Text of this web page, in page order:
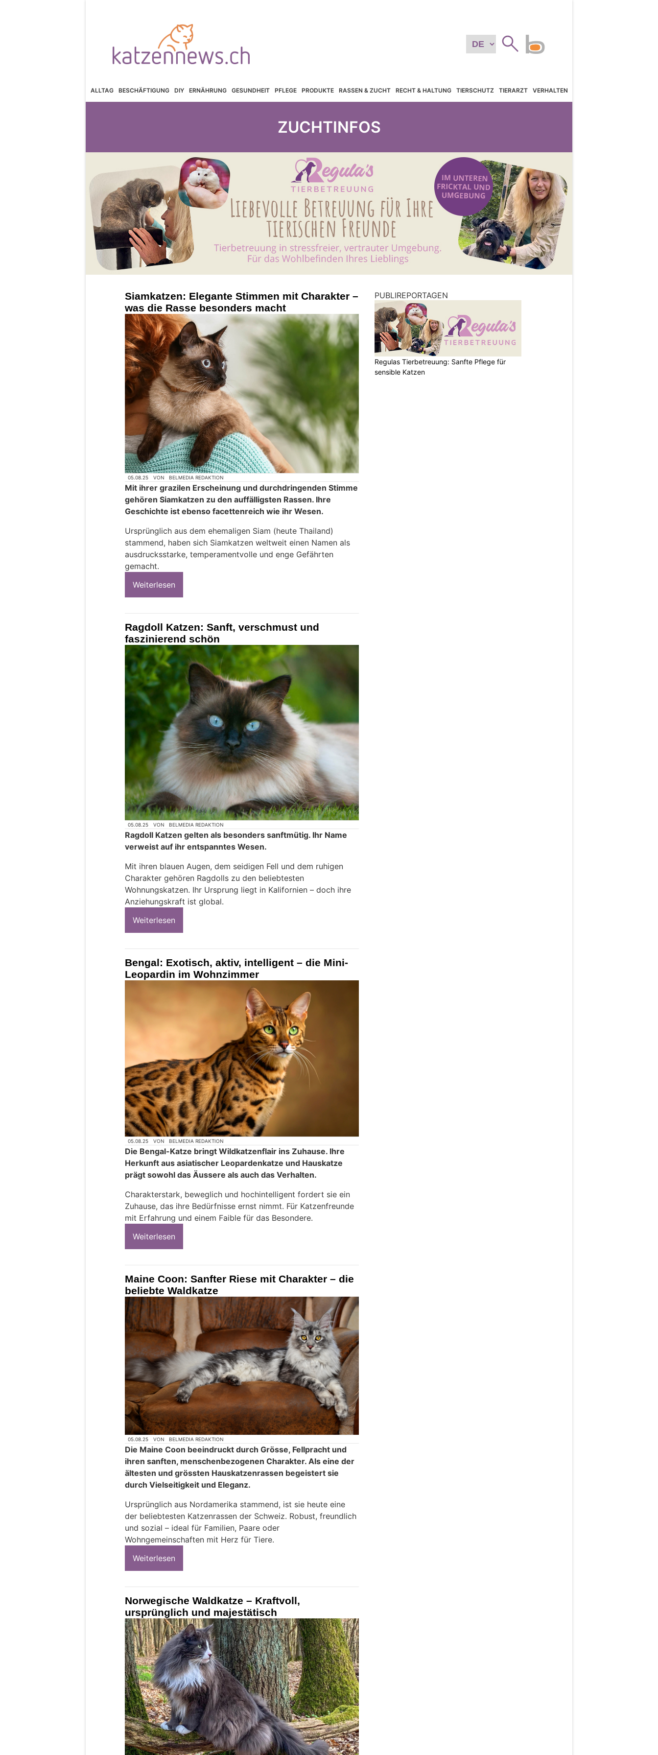
ALLTAG BESCHÄFTIGUNG DIY ERNÄHRUNG GESUNDHEIT PFLEGE PRODUKTE RASSEN & ZUCHT RECHT & HALTUNG TIERSCHUTZ TIERARZT VERHALTEN
ZUCHTINFOS
Siamkatzen: Elegante Stimmen mit Charakter –
was die Rasse besonders macht
05.08.25 VON BELMEDIA REDAKTION
Mit ihrer grazilen Erscheinung und durchdringenden Stimme
gehören Siamkatzen zu den auffälligsten Rassen. Ihre
Geschichte ist ebenso facettenreich wie ihr Wesen.
Ursprünglich aus dem ehemaligen Siam (heute Thailand)
stammend, haben sich Siamkatzen weltweit einen Namen als
ausdrucksstarke, temperamentvolle und enge Gefährten
gemacht.
Weiterlesen
Ragdoll Katzen: Sanft, verschmust und
faszinierend schön
05.08.25 VON BELMEDIA REDAKTION
Ragdoll Katzen gelten als besonders sanftmütig. Ihr Name
verweist auf ihr entspanntes Wesen.
Mit ihren blauen Augen, dem seidigen Fell und dem ruhigen
Charakter gehören Ragdolls zu den beliebtesten
Wohnungskatzen. Ihr Ursprung liegt in Kalifornien – doch ihre
Anziehungskraft ist global.
Weiterlesen
Bengal: Exotisch, aktiv, intelligent – die Mini-
Leopardin im Wohnzimmer
05.08.25 VON BELMEDIA REDAKTION
Die Bengal-Katze bringt Wildkatzenflair ins Zuhause. Ihre
Herkunft aus asiatischer Leopardenkatze und Hauskatze
prägt sowohl das Äussere als auch das Verhalten.
Charakterstark, beweglich und hochintelligent fordert sie ein
Zuhause, das ihre Bedürfnisse ernst nimmt. Für Katzenfreunde
mit Erfahrung und einem Faible für das Besondere.
Weiterlesen
Maine Coon: Sanfter Riese mit Charakter – die
beliebte Waldkatze
05.08.25 VON BELMEDIA REDAKTION
Die Maine Coon beeindruckt durch Grösse, Fellpracht und
ihren sanften, menschenbezogenen Charakter. Als eine der
ältesten und grössten Hauskatzenrassen begeistert sie
durch Vielseitigkeit und Eleganz.
Ursprünglich aus Nordamerika stammend, ist sie heute eine
der beliebtesten Katzenrassen der Schweiz. Robust, freundlich
und sozial – ideal für Familien, Paare oder
Wohngemeinschaften mit Herz für Tiere.
Weiterlesen
Norwegische Waldkatze – Kraftvoll,
ursprünglich und majestätisch
PUBLIREPORTAGEN
Regulas Tierbetreuung: Sanfte Pflege für
sensible Katzen